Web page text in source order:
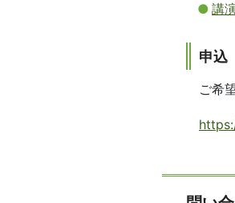
講
申込
ご希